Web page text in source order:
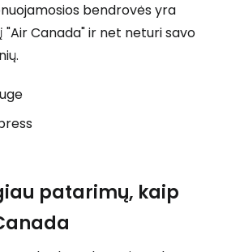
bendrovės yra
"Air Canada" ir net neturi savo
patarimų, kaip